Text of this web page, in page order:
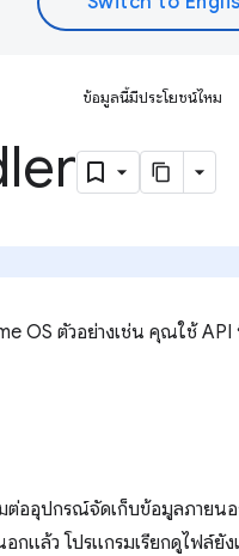
ข้อมูลนี้มีประโยชน์ไหม
OS ตัวอย่างเช่น คุณใช้ API
ต่ออุปกรณ์จัดเก็บข้อมูลภายน
กแล้ว โปรแกรมเรียกดูไฟล์ยั